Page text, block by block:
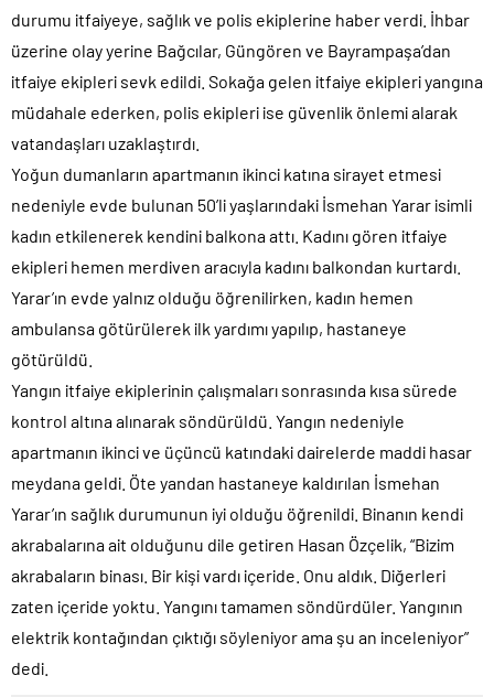
durumu itfaiyeye, sağlık ve polis ekiplerine haber verdi. İhbar
üzerine olay yerine Bağcılar, Güngören ve Bayrampaşa’dan
itfaiye ekipleri sevk edildi. Sokağa gelen itfaiye ekipleri yangına
müdahale ederken, polis ekipleri ise güvenlik önlemi alarak
vatandaşları uzaklaştırdı.
Yoğun dumanların apartmanın ikinci katına sirayet etmesi
nedeniyle evde bulunan 50’li yaşlarındaki İsmehan Yarar isimli
kadın etkilenerek kendini balkona attı. Kadını gören itfaiye
ekipleri hemen merdiven aracıyla kadını balkondan kurtardı.
Yarar’ın evde yalnız olduğu öğrenilirken, kadın hemen
ambulansa götürülerek ilk yardımı yapılıp, hastaneye
götürüldü.
Yangın itfaiye ekiplerinin çalışmaları sonrasında kısa sürede
kontrol altına alınarak söndürüldü. Yangın nedeniyle
apartmanın ikinci ve üçüncü katındaki dairelerde maddi hasar
meydana geldi. Öte yandan hastaneye kaldırılan İsmehan
Yarar’ın sağlık durumunun iyi olduğu öğrenildi. Binanın kendi
akrabalarına ait olduğunu dile getiren Hasan Özçelik, “Bizim
akrabaların binası. Bir kişi vardı içeride. Onu aldık. Diğerleri
zaten içeride yoktu. Yangını tamamen söndürdüler. Yangının
elektrik kontağından çıktığı söyleniyor ama şu an inceleniyor”
dedi.